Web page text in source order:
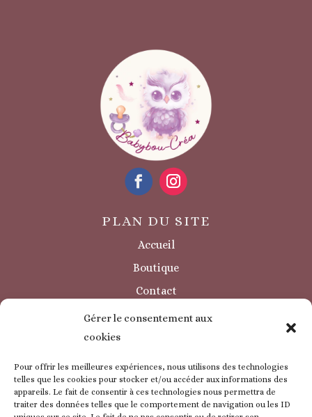
Gérer le consentement aux
cookies
Pour offrir les meilleures expériences, nous utilisons des technologies
telles que les cookies pour stocker et/ou accéder aux informations des
appareils. Le fait de consentir à ces technologies nous permettra de
traiter des données telles que le comportement de navigation ou les ID
PLAN DU SITE
Accueil
Boutique
Contact
Sécurité / à savoir
INFORMATIONS LÉGALES
Politique de confidentialité
Politique de cookie